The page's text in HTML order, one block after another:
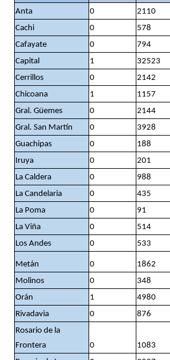
Anta 0 2110
Cachi
0 578
Cafayate
0 794
Capital
1 32523
Cerrillos
0 2142
Chicoana
1 1157
Gral. Güemes
0 2144
Gral. San Martín
0 3928
Guachipas
0 188
Iruya
0 201
La Caldera
0 988
La Candelaria
0 435
La Poma
0 91
La Viña
0 514
Los Andes
0 533
Metán 0 1862
Molinos
0 348
Orán
1 4980
Rivadavia
0 876
Rosario de la
Frontera
0 1083